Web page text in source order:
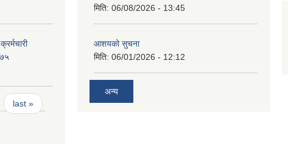
last »
मिति: 06/08/2026 - 13:45
आशयको सुचना
मिति: 06/01/2026 - 12:12
अन्य